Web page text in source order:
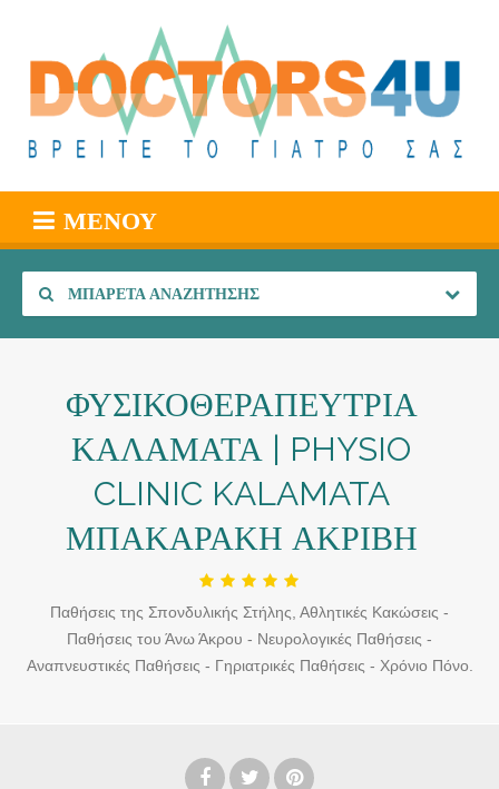
ΜΕΝΟΎ
ΜΠΑΡΈΤΑ ΑΝΑΖΉΤΗΣΗΣ
ΦΥΣΙΚΟΘΕΡΑΠΕΥΤΡΙΑ
ΚΑΛΑΜΑΤΑ | PHYSIO
CLINIC KALAMATA
ΜΠΑΚΑΡΑΚΗ ΑΚΡΙΒΗ
Παθήσεις της Σπονδυλικής Στήλης, Αθλητικές Κακώσεις -
Παθήσεις του Άνω Άκρου - Νευρολογικές Παθήσεις -
Αναπνευστικές Παθήσεις - Γηριατρικές Παθήσεις - Χρόνιο Πόνο.